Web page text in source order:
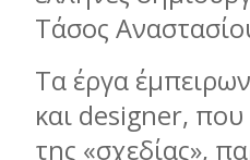
Τάσος
Τα έργα
και designer,
της «σχεδίας»,